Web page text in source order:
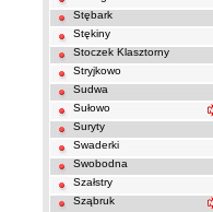
Stębark
Stękiny
Stoczek Klasztorny
Stryjkowo
Sudwa
Sułowo
Suryty
Swaderki
Swobodna
Szałstry
Sząbruk